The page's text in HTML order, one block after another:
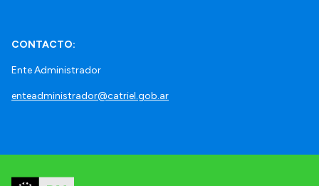
CONTACTO:
Ente Administrador
enteadministrador@catriel.gob.ar